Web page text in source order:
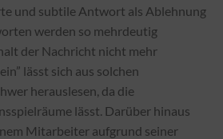
und subtile Antwort als Ablehnung
werden so mehrdeutig
der Nachricht nicht mehr
lässt sich aus solchen
herauslesen, da die
lässt. Darüber hinaus
Mitarbeiter aufgrund seiner